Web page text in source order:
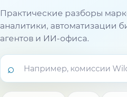
Практические разборы
аналитики, автоматизации
агентов и ИИ-офиса.
⌕